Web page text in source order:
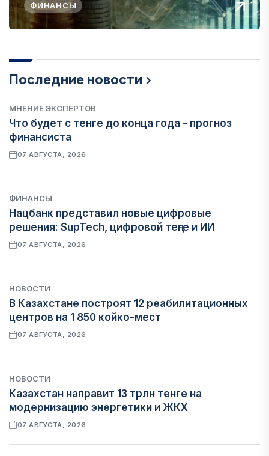
ФИНАНСЫ
Последние новости
МНЕНИЕ ЭКСПЕРТОВ
Что будет с тенге до конца года - прогноз
финансиста
07 АВГУСТА, 2026
ФИНАНСЫ
Нацбанк представил новые цифровые
решения: SupTech, цифровой теңге и ИИ
07 АВГУСТА, 2026
НОВОСТИ
В Казахстане построят 12 реабилитационных
центров на 1 850 койко-мест
07 АВГУСТА, 2026
НОВОСТИ
Казахстан направит 13 трлн тенге на
модернизацию энергетики и ЖКХ
07 АВГУСТА, 2026